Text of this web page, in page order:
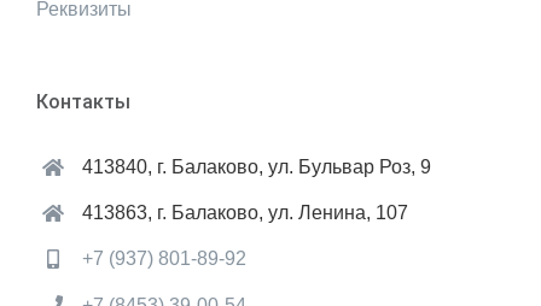
Реквизиты
Контакты
413840, г. Балаково, ул. Бульвар Роз, 9
413863, г. Балаково, ул. Ленина, 107
+7 (937) 801-89-92